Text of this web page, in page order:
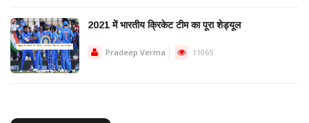
2021 में भारतीय क्रिकेट टीम का पूरा शेड्यूल
Pradeep Verma 11065